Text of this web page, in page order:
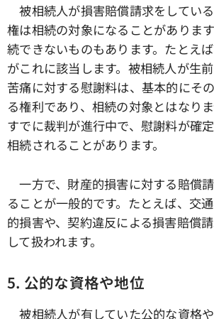
被相続人が損害賠償請求をしてい
権は相続の対象になることがありま
続できないものもあります。たとえ
がこれに該当します。被相続人が生
苦痛に対する慰謝料は、基本的にそ
る権利であり、相続の対象とはなりま
すでに裁判が進行中で、慰謝料が確
相続されることがあります。
一方で、財産的損害に対する賠償
ることが一般的です。たとえば、交
的損害や、契約違反による損害賠償
して扱われます。
5. 公的な資格や地位
被相続人が有していた公的な資格